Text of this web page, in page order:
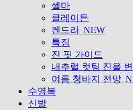
셀마
클레이튼
켄드라 NEW
특징
진 핏 가이드
내추럴 컷팅 진을
여름 청바지 전망
수영복
신발